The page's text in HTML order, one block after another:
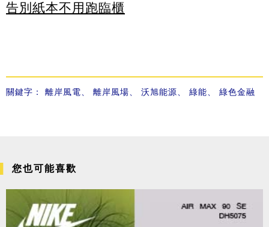
告別紙本不用跑臨櫃
關鍵字： 離岸風電、 離岸風場、 沃旭能源、 綠能、 綠色金融
您也可能喜歡